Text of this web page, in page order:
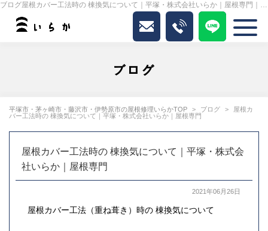
ブログ屋根カバー工法時の 棟換気について｜平塚・株式会社いらか｜屋根専門｜いらか
ブログ
平塚市・茅ヶ崎市・藤沢市・伊勢原市の屋根修理いらかTOP ブログ
屋根カ
バー工法時の 棟換気について｜平塚・株式会社いらか｜屋根専門
屋根カバー工法時の 棟換気について｜平塚・株式会
社いらか｜屋根専門
2021年06月26日
屋根カバー工法（重ね葺き）時の 棟換気について